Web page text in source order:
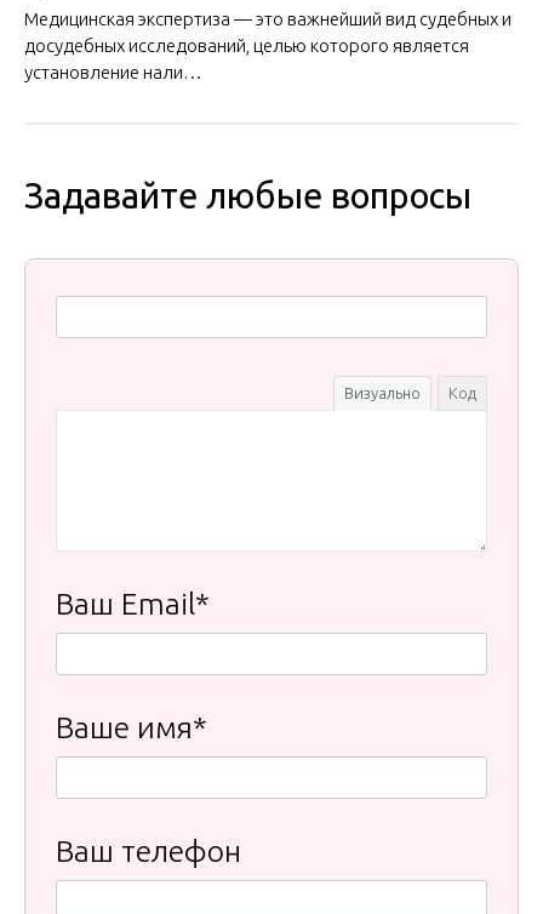
Медицинская экспертиза — это важнейший вид судебных и
досудебных исследований, целью которого является
установление нали…
Задавайте любые вопросы
Визуально Код
Ваш Email*
Ваше имя*
Ваш телефон